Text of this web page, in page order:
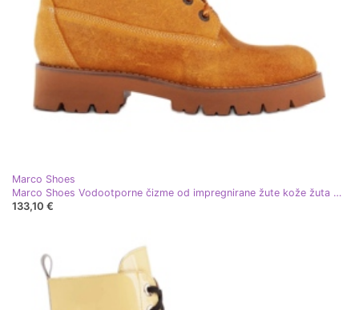
Marco Shoes
Marco Shoes Vodootporne čizme od impregnirane žute kože žuta boja
133,10 €